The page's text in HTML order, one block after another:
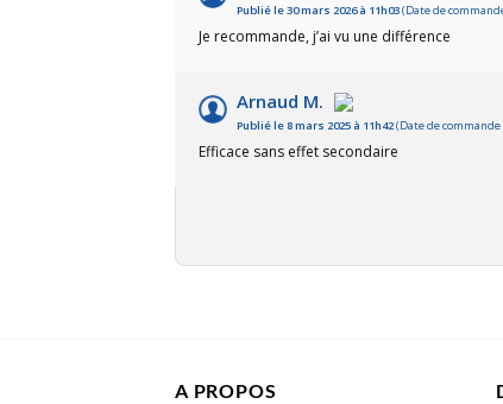
Publié le 30 mars 2026 à 11h03(Date de
Je recommande, j’ai vu une différence
Arnaud M.
Publié le 8 mars 2025 à 11h42(Date de commande
Efficace sans effet secondaire
A PROPOS